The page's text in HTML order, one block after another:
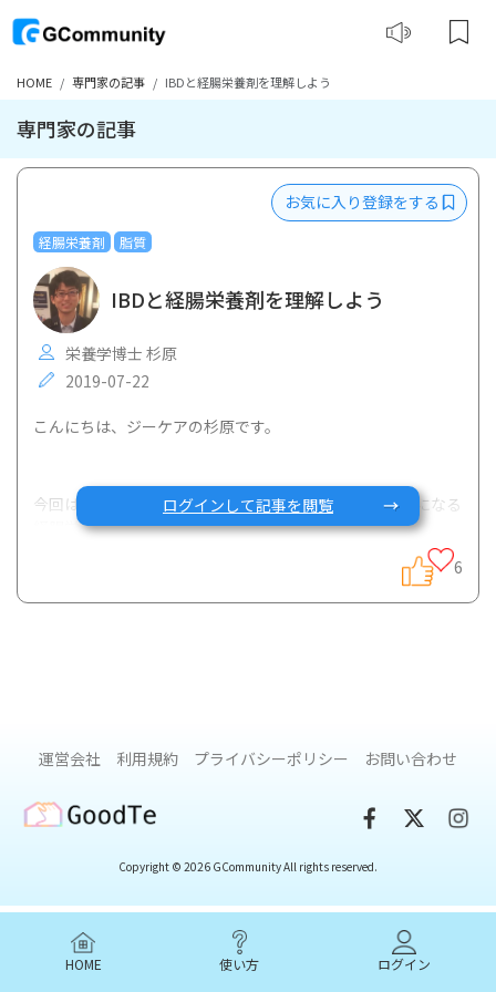
HOME 専門家の記事 IBDと経腸栄養剤を理解しよう
専門家の記事
経腸栄養剤 脂質
お気に入り登録をする
IBDと経腸栄養剤を理解しよう
栄養学博士 杉原
2019-07-22
こんにちは、ジーケアの杉原です。
今回は、IBDの中でも特にクローン病の栄養管理で重要になる
経腸栄養剤について解説します。
経腸栄養剤の基本的知識から、なぜ経腸栄養剤がクローン病
有効
（1）経腸栄養剤とは？
ログインして記事を閲覧
6
HOME 使い方 ログイン
運営会社 利用規約 プライバシーポリシー お問い合わせ
GoodTe
Copyright © 2026 GCommunity All rights reserved.